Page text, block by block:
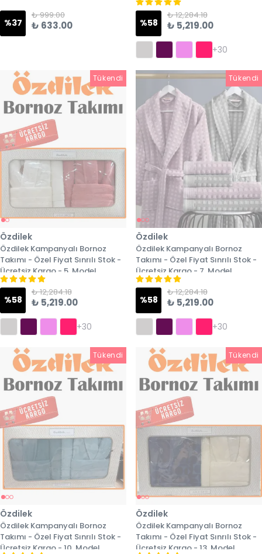
%37
₺ 999.00
₺ 633.00 %58
₺ 12,284.18
₺ 5,219.00
+30
Tükendi Tükendi
Özdilek
Özdilek Kampanyalı Bornoz
Takımı - Özel Fiyat Sınrılı Stok -
Ücretsiz Kargo - 5. Model
%58
₺ 12,284.18
₺ 5,219.00
+30
Tükendi
Özdilek
Özdilek Kampanyalı Bornoz
Takımı - Özel Fiyat Sınrılı Stok -
Ücretsiz Kargo - 7. Model
%58
₺ 12,284.18
₺ 5,219.00
+30
Tükendi Tükendi
Özdilek
Özdilek Kampanyalı Bornoz
Takımı - Özel Fiyat Sınrılı Stok -
Ücretsiz Kargo - 10. Model
Tükendi
Özdilek
Özdilek Kampanyalı Bornoz
Takımı - Özel Fiyat Sınrılı Stok -
Ücretsiz Kargo - 13. Model